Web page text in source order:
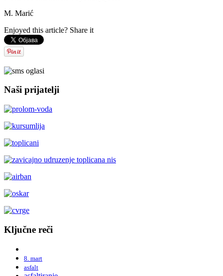
M. Marić
Enjoyed this article? Share it
Naši prijatelji
Ključne reči
8. mart
asfalt